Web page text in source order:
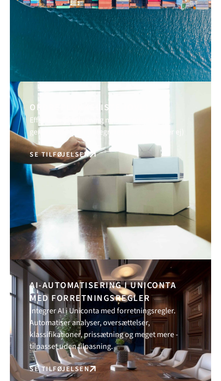
ORDREPLUKKELISTE (OVL)
Effektiv ordreplukning med automatisk
genererede lister (integreret med WMS eller ej)
SE TILFØJELSEN
AI-AUTOMATISERING I UNICONTA
MED FORRETNINGSREGLER
Integrer AI i Uniconta med forretningsregler.
Automatiser analyser, oversættelser,
klassifikationer, prissætning og meget mere -
tilpasset uden tilpasning.
SE TILFØJELSEN